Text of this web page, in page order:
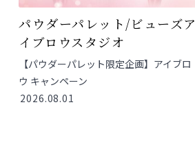
パウダーパレット/ビューズア
イブロウスタジオ
【パウダーパレット限定企画】アイブロ
ウ キャンペーン
2026.08.01